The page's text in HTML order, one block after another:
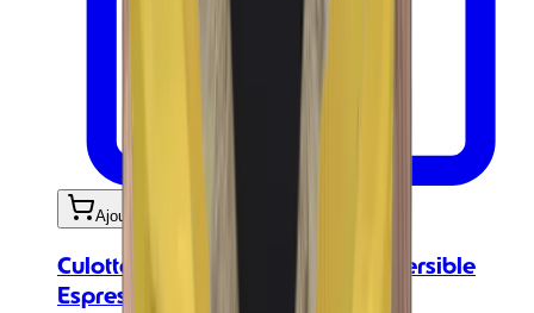
Ajouter au panier
Culotte de bikini taille basse réversible
Espresso | Moka